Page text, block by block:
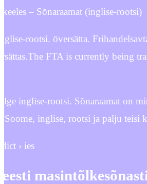
– Sõnaraamat (inglise-rootsi)
rootsi. översätta.
FTA is currently being
inglise-rootsi. Sõnaraamat on
Soome, inglise, rootsi ja palju teisi
› ies